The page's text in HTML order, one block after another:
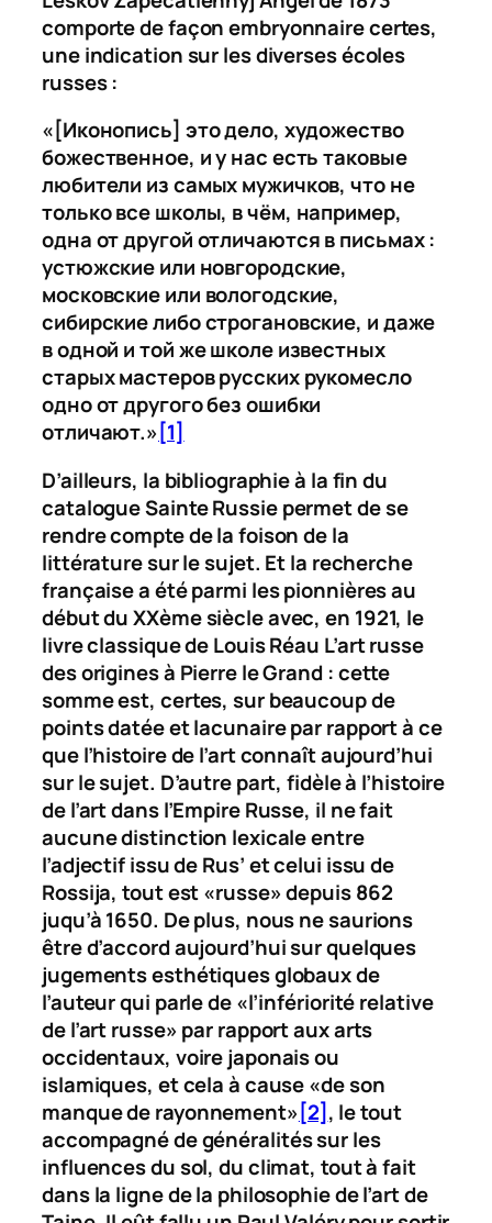
comporte de façon embryonnaire certes,
une indication sur les diverses écoles
russes :
«[Иконопись] это дело, художество
божественное, и у нас есть таковые
любители из самых мужичков, что не
только все школы, в чём, например,
одна от другой отличаются в письмах :
устюжские или новгородские,
московские или вологодские,
сибирские либо строгановские, и даже
в одной и той же школе известных
старых мастеров русских рукомесло
одно от другого без ошибки
отличают.» [1]
D’ailleurs, la bibliographie à la fin du
catalogueSainte Russiepermet de se
rendre compte de la foison de la
littérature sur le sujet. Et la recherche
française a été parmi les pionnières au
début du XXème siècle avec, en 1921, le
livre classique de Louis Réau L’art russe
des origines à Pierre le Grand : cette
somme est, certes, sur beaucoup de
points datée et lacunaire par rapport à ce
que l’histoire de l’art connaît aujourd’hui
sur le sujet. D’autre part, fidèle à l’histoire
de l’art dans l’Empire Russe, il ne fait
aucune distinction lexicale entre
l’adjectif issu deRus’et celui issu de
Rossija, tout est «russe» depuis 862
juqu’à 1650. De plus, nous ne saurions
être d’accord aujourd’hui sur quelques
jugements esthétiques globaux de
l’auteur qui parle de «l’infériorité relative
de l’art russe» par rapport aux arts
occidentaux, voire japonais ou
islamiques, et cela à cause «de son
manque de rayonnement»[2], le tout
accompagné de généralités sur les
influences du sol, du climat, tout à fait
dans la ligne de la philosophie de l’art de